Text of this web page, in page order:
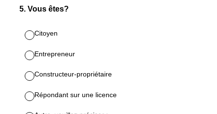
5. Vous êtes?
Citoyen
Entrepreneur
Constructeur-propriétaire
Répondant sur une licence